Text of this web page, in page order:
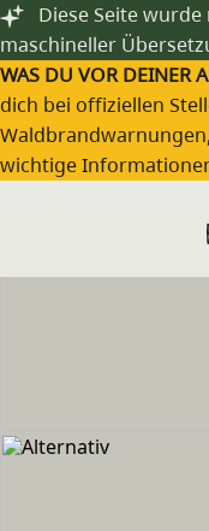
Zum Hauptinhalt
Diese Seite
maschineller
WAS DU VOR DEINER
dich bei offiziellen
wichtige